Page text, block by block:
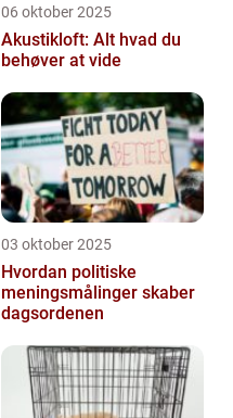
06 oktober 2025
Akustikloft: Alt hvad du
behøver at vide
03 oktober 2025
Hvordan politiske
meningsmålinger skaber
dagsordenen